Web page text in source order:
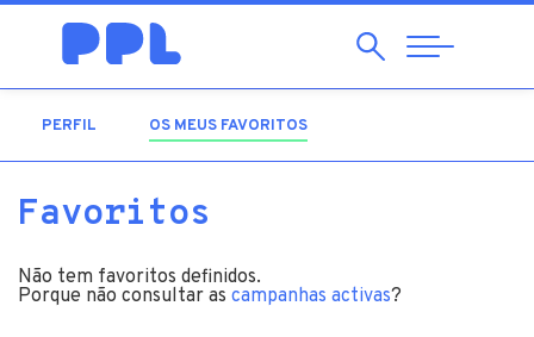
Pesquisar
Abrir
Navegação
PERFIL OS MEUS FAVORITOS
Favoritos
Não tem favoritos definidos.
Porque não consultar as campanhas activas?